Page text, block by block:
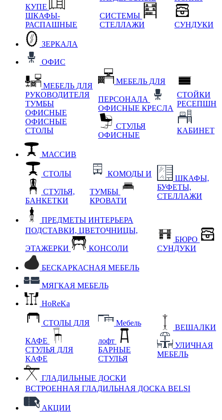
КУПЕ
ШКАФЫ-
РАСПАШНЫЕ
СИСТЕМЫ
СТЕЛЛАЖИ
СУНДУКИ
ЗЕРКАЛА
ОФИС
МЕБЕЛЬ ДЛЯ
РУКОВОДИТЕЛЯ
ТУМБЫ
ОФИСНЫЕ
ОФИСНЫЕ
СТОЛЫ
МЕБЕЛЬ ДЛЯ
ПЕРСОНАЛА
ОФИСНЫЕ КРЕСЛА
СТУЛЬЯ
ОФИСНЫЕ
СТОЙКИ
РЕСЕПШН
КАБИНЕТ
МАССИВ
СТОЛЫ
СТУЛЬЯ,
БАНКЕТКИ
КОМОДЫ И
ТУМБЫ
КРОВАТИ
ШКАФЫ,
БУФЕТЫ,
СТЕЛЛАЖИ
ПРЕДМЕТЫ ИНТЕРЬЕРА
ПОДСТАВКИ, ЦВЕТОЧНИЦЫ,
ЭТАЖЕРКИ КОНСОЛИ
БЮРО
СУНДУКИ
БЕСКАРКАСНАЯ МЕБЕЛЬ
МЯГКАЯ МЕБЕЛЬ
HoReKa
СТОЛЫ ДЛЯ
КАФЕ
СТУЛЬЯ ДЛЯ
КАФЕ
Мебель
лофт
БАРНЫЕ
СТУЛЬЯ
ВЕШАЛКИ
УЛИЧНАЯ
МЕБЕЛЬ
ГЛАДИЛЬНЫЕ ДОСКИ
ВСТРОЕННАЯ ГЛАДИЛЬНАЯ ДОСКА BELSI
АКЦИИ